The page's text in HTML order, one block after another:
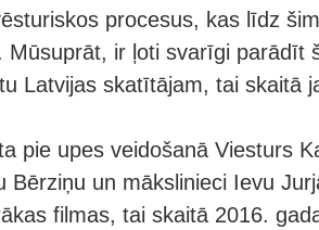
procesus, kas līdz
Mūsuprāt, ir ļoti svarīgi parādīt
Latvijas skatītājam, tai skaitā
pie upes veidošanā Viesturs
Bērziņu un mākslinieci Ievu
filmas, tai skaitā 2016.